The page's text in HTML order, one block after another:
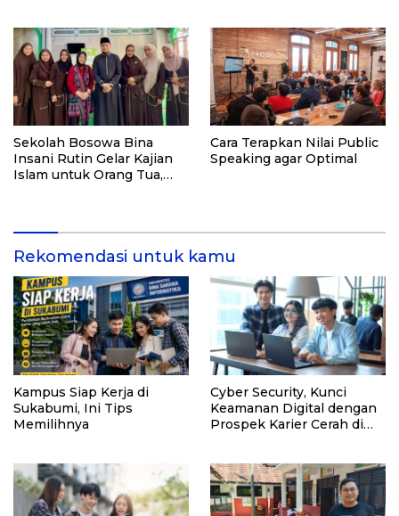
Sekolah Bosowa Bina
Insani Rutin Gelar Kajian
Islam untuk Orang Tua,
Cara Terapkan Nilai Public
Speaking agar Optimal
Rekomendasi untuk kamu
Kampus Siap Kerja di
Sukabumi, Ini Tips
Memilihnya
Cyber Security, Kunci
Keamanan Digital dengan
Prospek Karier Cerah di